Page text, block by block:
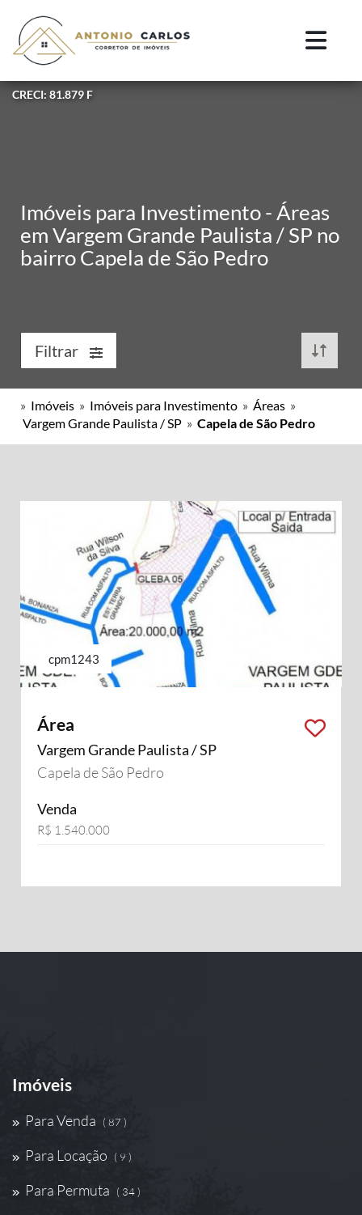
CRECI: 81.879 F
Imóveis para Investimento - Áreas
em Vargem Grande Paulista / SP no
bairro Capela de São Pedro
Filtrar
» Imóveis » Imóveis para Investimento » Áreas »
Vargem Grande Paulista / SP » Capela de São Pedro
cpm1243
Área
Vargem Grande Paulista / SP
Capela de São Pedro
Venda
R$ 1.540.000
Imóveis
Para Venda ( 87 )
Para Locação ( 9 )
Para Permuta ( 34 )